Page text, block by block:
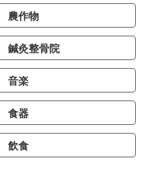
農作物
鍼灸整骨院
音楽
食器
飲食